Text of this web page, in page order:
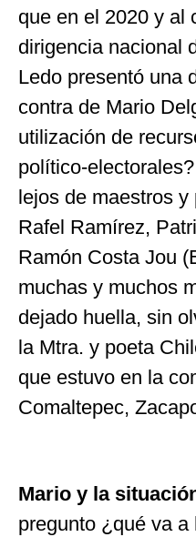
que en el 2020 y al
dirigencia nacional
Ledo presentó una
contra de Mario
utilización de
político-
lejos de maestros
Rafel Ramírez,
Ramón Costa Jou
muchas y muchos
dejado huella, sin
la Mtra. y poeta
que estuvo en la
Comaltepec,
Mario y la
pregunto ¿qué va